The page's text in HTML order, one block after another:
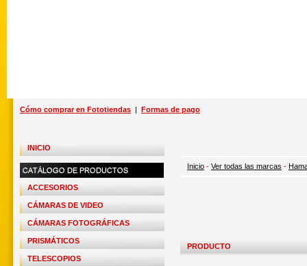
Cómo comprar en Fototiendas | Formas de pago
INICIO
ACCESORIOS
CÁMARAS DE VIDEO
CÁMARAS FOTOGRÁFICAS
PRISMÁTICOS
TELESCOPIOS
Inicio - Ver todas las marcas -
PRODUCTO